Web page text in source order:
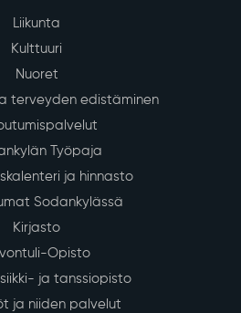
Liikunta
Kulttuuri
Nuoret
terveyden edistäminen
Työpaja
ja hinnasto
Sodankylässä
Kirjasto
Opisto
ja tanssiopisto
ja niiden palvelut